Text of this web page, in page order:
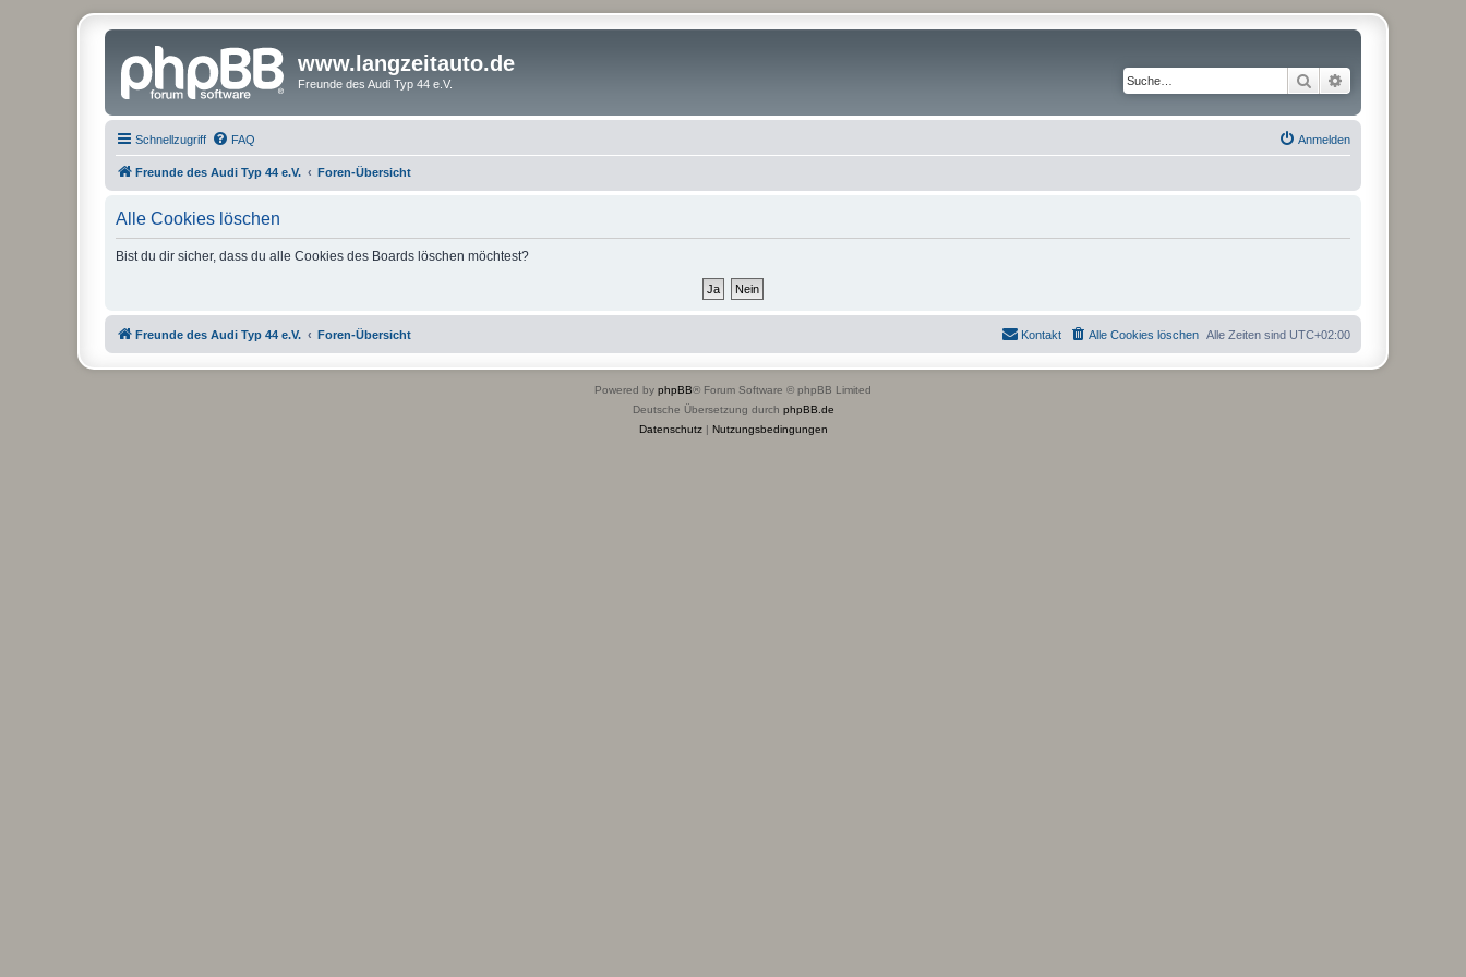
www.langzeitauto.de
Freunde des Audi Typ 44 e.V. Suche
Schnellzugriff FAQ Anmelden
Freunde des Audi Typ 44 e.V. Foren-Übersicht
Alle Cookies löschen
Bist du dir sicher, dass du alle Cookies des Boards löschen möchtest?
Freunde des Audi Typ 44 e.V. Foren-Übersicht Alle Zeiten sind UTC+02:00
Alle Cookies löschen
Kontakt
Powered by phpBB® Forum Software © phpBB Limited
Deutsche Übersetzung durch phpBB.de
Datenschutz| Nutzungsbedingungen